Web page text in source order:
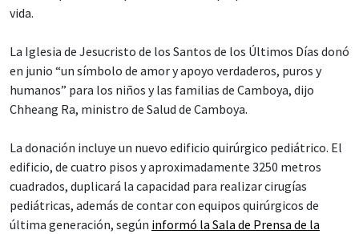
vida.
La Iglesia de Jesucristo de los Santos de los Últimos Días donó
en junio “un símbolo de amor y apoyo verdaderos, puros y
humanos” para los niños y las familias de Camboya, dijo
Chheang Ra, ministro de Salud de Camboya.
La donación incluye un nuevo edificio quirúrgico pediátrico. El
edificio, de cuatro pisos y aproximadamente 3250 metros
cuadrados, duplicará la capacidad para realizar cirugías
pediátricas, además de contar con equipos quirúrgicos de
última generación, según informó la Sala de Prensa de la